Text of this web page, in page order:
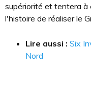
supériorité et tentera à
l'histoire de réaliser le
Lire aussi : Six
Nord